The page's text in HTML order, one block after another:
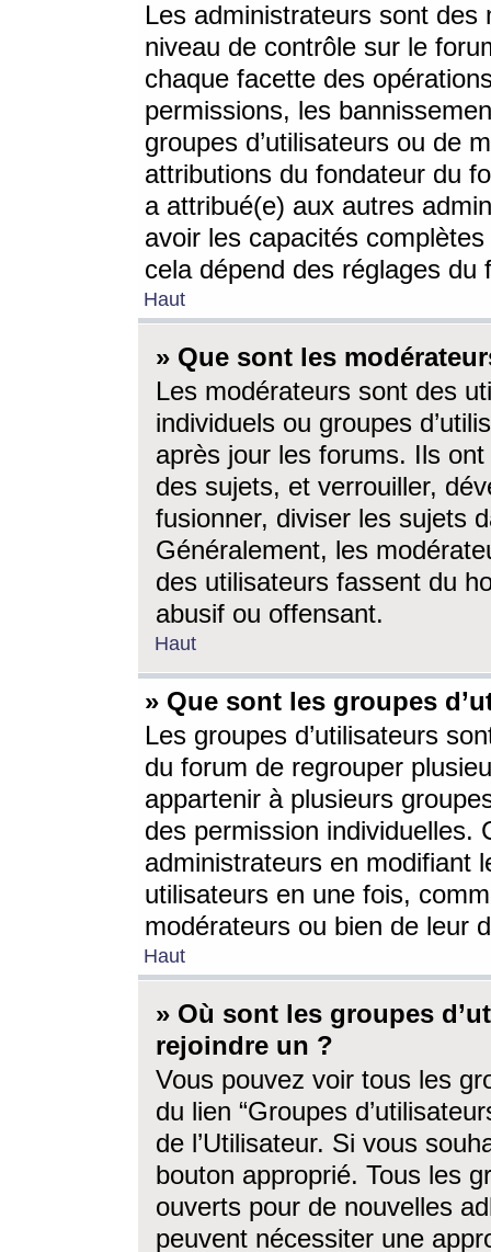
Les administrateurs sont
niveau de contrôle sur le
chaque facette des
permissions, les
groupes d’utilisateurs ou de
attributions du fondateur du
a attribué(e) aux autres
avoir les capacités
cela dépend des réglages du
Haut
» Que sont les
Les modérateurs sont des
individuels ou groupes
après jour les forums. Ils ont
des sujets, et verrouiller,
fusionner, diviser les sujets
Généralement, les
des utilisateurs fassent du
abusif ou offensant.
Haut
» Que sont les groupes
Les groupes d’utilisateurs
du forum de regrouper
appartenir à plusieurs
des permission individuelles.
administrateurs en modifiant
utilisateurs en une fois,
modérateurs ou bien de leur
Haut
» Où sont les groupes
rejoindre un ?
Vous pouvez voir tous les
du lien “Groupes
de l’Utilisateur. Si vous
bouton approprié. Tous les
ouverts pour de nouvelles
peuvent nécessiter une